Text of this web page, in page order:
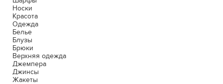
Носки
Красота
Одежда
Белье
Блузы
Брюки
Верхняя одежда
Джемпера
Джинсы
Жакеты